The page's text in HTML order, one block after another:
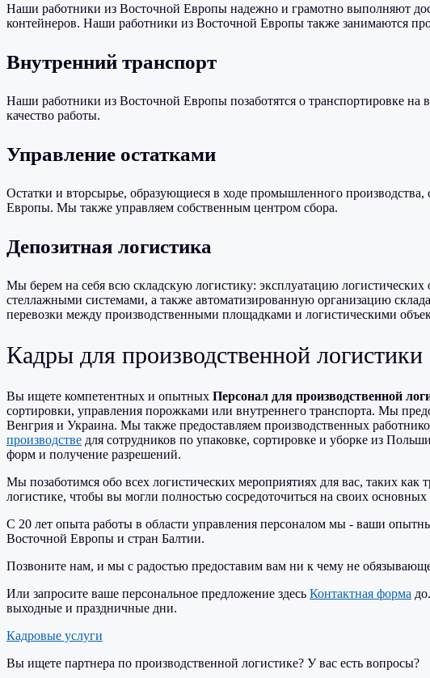
Наши работники из Восточной Европы надежно и грамотно выполняют
контейнеров. Наши работники из Восточной Европы также занимаются
Внутренний транспорт
Наши работники из Восточной Европы позаботятся о транспортировке
качество работы.
Управление остатками
Остатки и вторсырье, образующиеся в ходе промышленного
Европы. Мы также управляем собственным центром сбора.
Депозитная логистика
Мы берем на себя всю складскую логистику: эксплуатацию
стеллажными системами, а также автоматизированную организацию
перевозки между производственными площадками и логистическими
Кадры для производственной логистики
Вы ищете компетентных и опытных Персонал для производственной
сортировки, управления порожками или внутреннего транспорта. Мы
Венгрия и Украина. Мы также предоставляем производственных
производстве для сотрудников по упаковке, сортировке и уборке из
форм и получение разрешений.
Мы позаботимся обо всех логистических мероприятиях для вас, таких как
логистике, чтобы вы могли полностью сосредоточиться на своих основных
С 20 лет опыта работы в области управления персоналом мы - ваши
Восточной Европы и стран Балтии.
Позвоните нам, и мы с радостью предоставим вам ни к чему не
Или запросите ваше персональное предложение здесь Контактная форма
выходные и праздничные дни.
Кадровые услуги
Вы ищете партнера по производственной логистике? У вас есть вопросы?